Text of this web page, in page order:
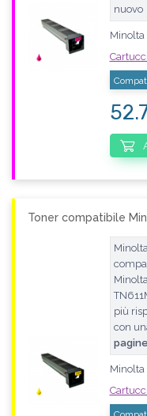
nuovo
Minolta
Toner compatibile
più
con
pagine
Minolta